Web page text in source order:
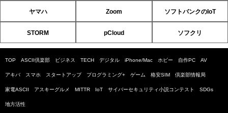
ヤマハ Zoom ソフトバンクのIoT
STORM pCloud ソフクリ
TOP ASCII倶楽部 ビジネス TECH デジタル iPhone/Mac ホビー 自作PC AV
アキバ スマホ スタートアップ プログラミング+ ゲーム 格安SIM 倶楽部情報局
家電ASCII アスキーグルメ MITTR IoT サイバーセキュリティ小説コンテスト SDGs
地方活性